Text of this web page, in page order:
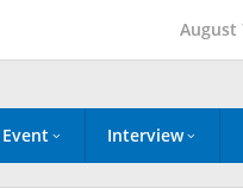
August
Event Interview